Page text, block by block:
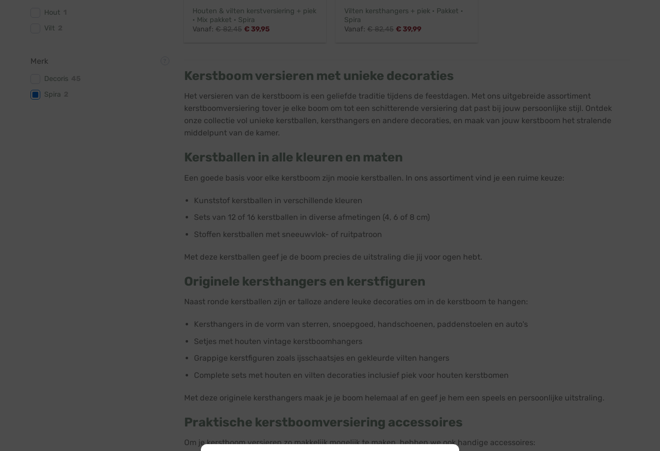
Hout
Vilt
Merk
Decoris
Spira
Houten & vilten kerstversiering + piek
· Mix pakket · Spira
Vanaf: €82,45 €39,95
Vilten kersthangers + piek · Pakket ·
Spira
Vanaf: €82,45 €39,99
Kerstboom versieren met unieke decoraties
Het versieren van de kerstboom is een geliefde traditie tijdens de feestdagen. Met ons uitgebreide assortiment
kerstboomversiering tover je elke boom om tot een schitterende versiering dat past bij jouw persoonlijke stijl. Ontdek
onze collectie vol unieke kerstballen, kersthangers en andere decoraties, en maak van jouw kerstboom het stralende
middelpunt van de kamer.
Kerstballen in alle kleuren en maten
Een goede basis voor elke kerstboom zijn mooie kerstballen. In ons assortiment vind je een ruime keuze:
Kunststof kerstballen in verschillende kleuren
Sets van 12 of 16 kerstballen in diverse afmetingen (4, 6 of 8 cm)
Stoffen kerstballen met sneeuwvlok- of ruitpatroon
Met deze kerstballen geef je de boom precies de uitstraling die jij voor ogen hebt.
Originele kersthangers en kerstfiguren
Naast ronde kerstballen zijn er talloze andere leuke decoraties om in de kerstboom te hangen:
Kersthangers in de vorm van sterren, snoepgoed, handschoenen, paddenstoelen en auto's
Setjes met houten vintage kerstboomhangers
Grappige kerstfiguren zoals ijsschaatsjes en gekleurde vilten hangers
Complete sets met houten en vilten decoraties inclusief piek voor houten kerstbomen
Met deze originele kersthangers maak je je boom helemaal af en geef je hem een speels en persoonlijke uitstraling.
Praktische kerstboomversiering accessoires
Om je kerstboom versieren zo makkelijk mogelijk te maken, hebben we ook handige accessoires: